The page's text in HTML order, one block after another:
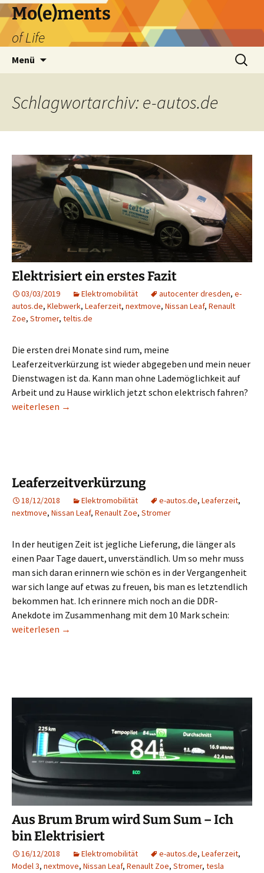
Zum
Inhalt
springen
Mo(e)ments
of Life
Menü
Suchen
nach:
Schlagwortarchiv: e-autos.de
Elektrisiert ein erstes Fazit
03/03/2019 Elektromobilität autocenter dresden, e-
autos.de, Klebwerk, Leaferzeit, nextmove, Nissan Leaf, Renault
Zoe, Stromer, teltis.de
Die ersten drei Monate sind rum, meine
Leaferzeitverkürzung ist wieder abgegeben und mein neuer
Dienstwagen ist da. Kann man ohne Lademöglichkeit auf
Arbeit und zu Hause wirklich jetzt schon elektrisch fahren?
Elektrisiert ein erstes Fazit
weiterlesen →
Leaferzeitverkürzung
18/12/2018 Elektromobilität e-autos.de, Leaferzeit,
nextmove, Nissan Leaf, Renault Zoe, Stromer
In der heutigen Zeit ist jegliche Lieferung, die länger als
einen Paar Tage dauert, unverständlich. Um so mehr muss
man sich daran erinnern wie schön es in der Vergangenheit
war sich lange auf etwas zu freuen, bis man es letztendlich
bekommen hat. Ich erinnere mich noch an die DDR-
Anekdote im Zusammenhang mit dem 10 Mark schein:
Leaferzeitverkürzung
weiterlesen →
Aus Brum Brum wird Sum Sum – Ich
bin Elektrisiert
16/12/2018 Elektromobilität e-autos.de, Leaferzeit,
Model 3, nextmove, Nissan Leaf, Renault Zoe, Stromer, tesla